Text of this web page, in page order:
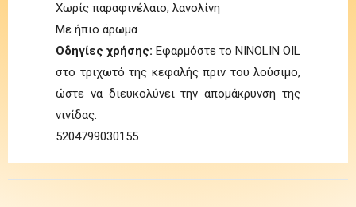
Χωρίς παραφινέλαιο, λανολίνη
Με ήπιο άρωμα
Οδηγίες χρήσης: Εφαρμόστε το NINOLIN OIL
στο τριχωτό της κεφαλής πριν του λούσιμο,
ώστε να διευκολύνει την απομάκρυνση της
νινίδας.
5204799030155